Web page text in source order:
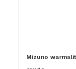
Mizuno